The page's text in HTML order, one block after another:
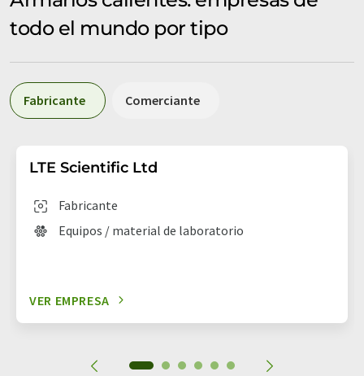
todo el mundo por tipo
Fabricante Comerciante
LTE Scientific Ltd
Fabricante
Equipos / material de laboratorio
VER EMPRESA